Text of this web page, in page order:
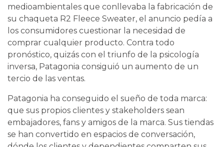
medioambientales que conllevaba la fabricación de
su chaqueta R2 Fleece Sweater, el anuncio pedía a
los consumidores cuestionar la necesidad de
comprar cualquier producto. Contra todo
pronóstico, quizás con el triunfo de la psicología
inversa, Patagonia consiguió un aumento de un
tercio de las ventas.
Patagonia ha conseguido el sueño de toda marca:
que sus propios clientes y stakeholders sean
embajadores, fans y amigos de la marca. Sus tiendas
se han convertido en espacios de conversación,